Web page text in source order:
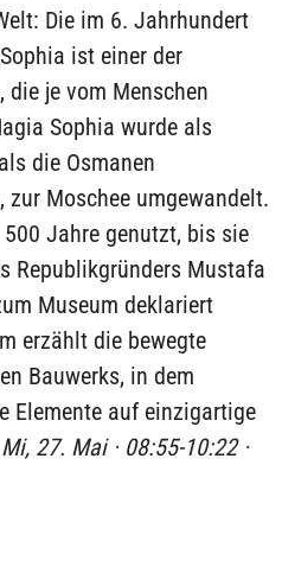
Die im 6. Jahrhundert
ist einer der
je vom Menschen
Sophia wurde als
die Osmanen
Moschee umgewandelt.
Jahre genutzt, bis sie
Republikgründers Mustafa
Museum deklariert
erzählt die bewegte
Bauwerks, in dem
Elemente auf einzigartige
Mi, 27. Mai · 08:55-10:22 ·